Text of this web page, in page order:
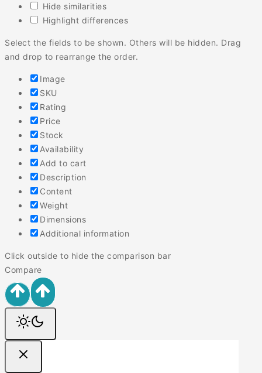
Hide similarities
Highlight differences
Select the fields to be shown. Others will be hidden. Drag
and drop to rearrange the order.
Image
SKU
Rating
Price
Stock
Availability
Add to cart
Description
Content
Weight
Dimensions
Additional information
Click outside to hide the comparison bar
Compare